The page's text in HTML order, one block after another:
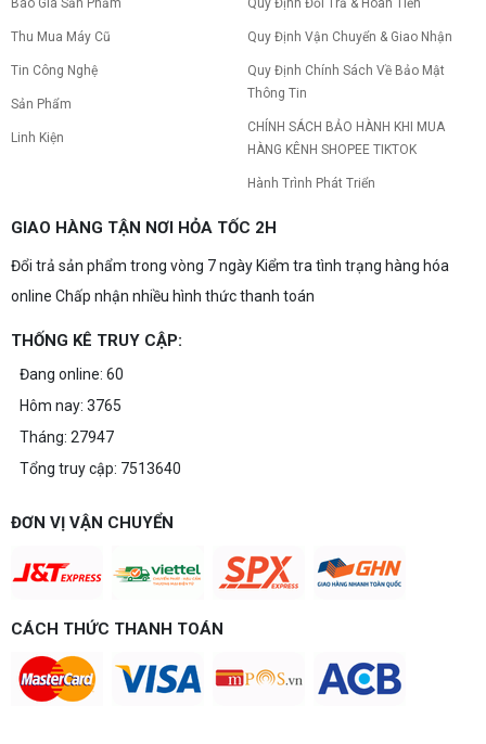
Báo Giá Sản Phẩm
Thu Mua Máy Cũ
Tin Công Nghệ
Sản Phẩm
Linh Kiện
Quy Định Đổi Trả & Hoàn Tiền
Quy Định Vận Chuyển & Giao Nhận
Quy Định Chính Sách Về Bảo Mật
Thông Tin
CHÍNH SÁCH BẢO HÀNH KHI MUA
HÀNG KÊNH SHOPEE TIKTOK
Hành Trình Phát Triển
GIAO HÀNG TẬN NƠI HỎA TỐC 2H
Đổi trả sản phẩm trong vòng 7 ngày Kiểm tra tình trạng hàng hóa
online Chấp nhận nhiều hình thức thanh toán
THỐNG KÊ TRUY CẬP:
Đang online: 60
Hôm nay: 3765
Tháng: 27947
Tổng truy cập: 7513640
ĐƠN VỊ VẬN CHUYỂN
CÁCH THỨC THANH TOÁN